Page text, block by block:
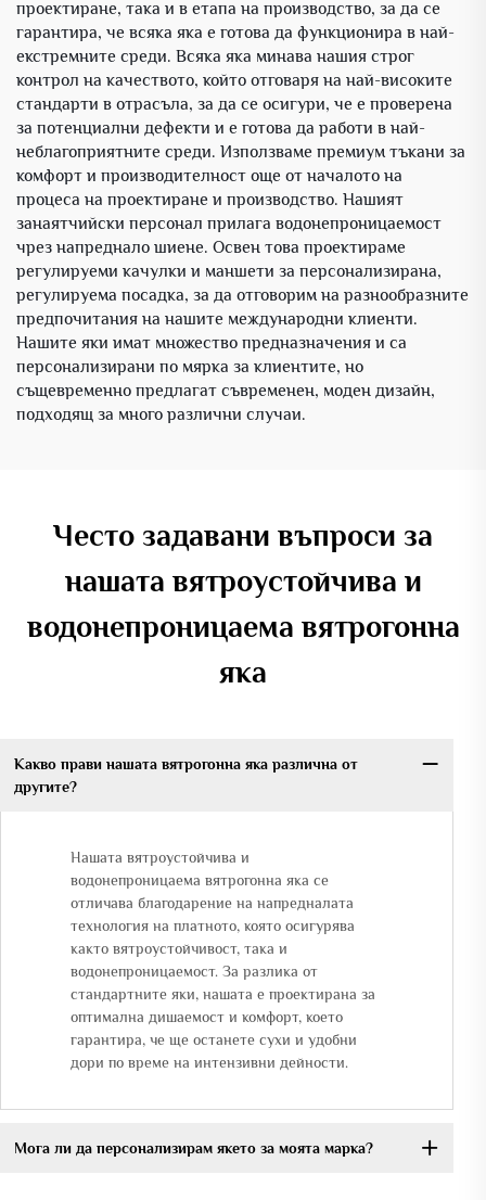
проектиране, така и в етапа на производство, за да се
гарантира, че всяка яка е готова да функционира в най-
екстремните среди. Всяка яка минава нашия строг
контрол на качеството, който отговаря на най-високите
стандарти в отрасъла, за да се осигури, че е проверена
за потенциални дефекти и е готова да работи в най-
неблагоприятните среди. Използваме премиум тъкани за
комфорт и производителност още от началото на
процеса на проектиране и производство. Нашият
занаятчийски персонал прилага водонепроницаемост
чрез напреднало шиене. Освен това проектираме
регулируеми качулки и маншети за персонализирана,
регулируема посадка, за да отговорим на разнообразните
предпочитания на нашите международни клиенти.
Нашите яки имат множество предназначения и са
персонализирани по мярка за клиентите, но
същевременно предлагат съвременен, моден дизайн,
подходящ за много различни случаи.
Често задавани въпроси за
нашата вятроустойчива и
водонепроницаема вятрогонна
яка
Какво прави нашата вятрогонна яка различна от
другите?
Нашата вятроустойчива и
водонепроницаема вятрогонна яка се
отличава благодарение на напредналата
технология на платното, която осигурява
както вятроустойчивост, така и
водонепроницаемост. За разлика от
стандартните яки, нашата е проектирана за
оптимална дишаемост и комфорт, което
гарантира, че ще останете сухи и удобни
дори по време на интензивни дейности.
Мога ли да персонализирам якето за моята марка?